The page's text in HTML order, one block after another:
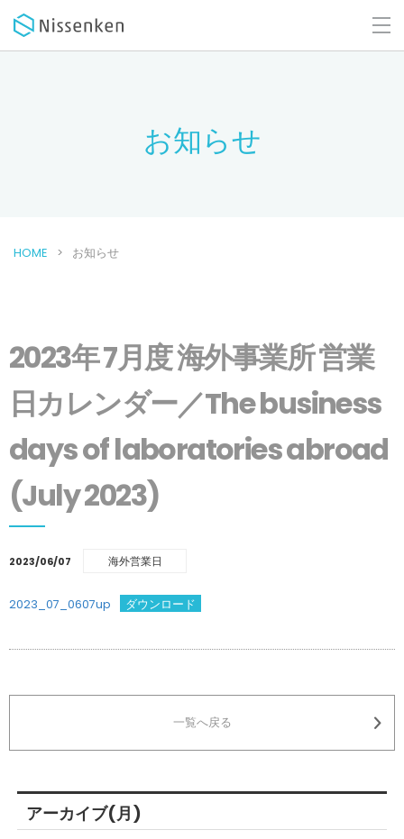
お知らせ
HOME お知らせ
2023年 7月度 海外事業所 営業
日カレンダー／The business
days of laboratories abroad
(July 2023)
2023/06/07 海外営業日
2023_07_0607up ダウンロード
一覧へ戻る
アーカイブ(月)